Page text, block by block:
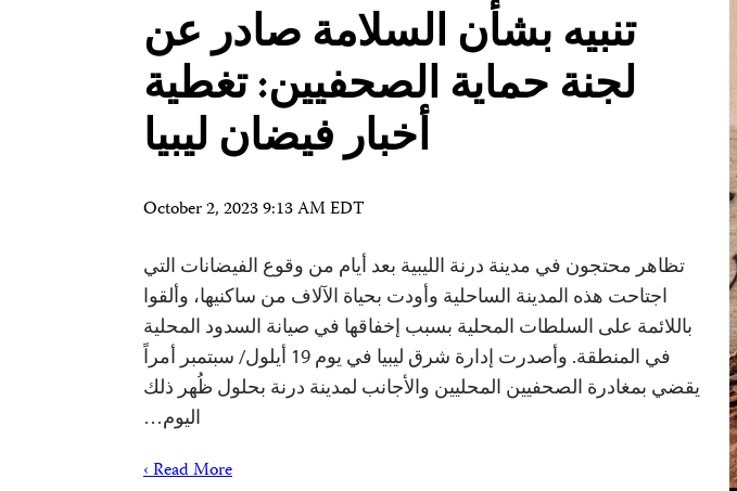
تنبيه بشأن السلامة صادر عن
لجنة حماية الصحفيين: تغطية
أخبار فيضان ليبيا
October 2, 2023 9:13 AM EDT
تظاهر محتجون في مدينة درنة الليبية بعد أيام من وقوع الفيضانات التي
اجتاحت هذه المدينة الساحلية وأودت بحياة الآلاف من ساكنيها، وألقوا
باللائمة على السلطات المحلية بسبب إخفاقها في صيانة السدود المحلية
في المنطقة. وأصدرت إدارة شرق ليبيا في يوم 19 أيلول/ سبتمبر أمراً
يقضي بمغادرة الصحفيين المحليين والأجانب لمدينة درنة بحلول ظُهر ذلك
اليوم…
Read More ›